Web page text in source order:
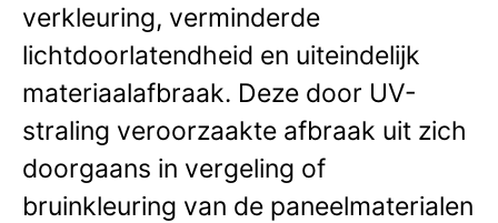
verkleuring, verminderde
lichtdoorlatendheid en uiteindelijk
materiaalafbraak. Deze door UV-
straling veroorzaakte afbraak uit zich
doorgaans in vergeling of
bruinkleuring van de paneelmaterialen